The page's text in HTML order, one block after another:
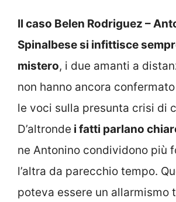
Il caso Belen Rodriguez –
Spinalbese si infittisce
mistero, i due amanti a
non hanno ancora
le voci sulla presunta crisi di
D’altronde i fatti parlano
ne Antonino condividono più
l’altra da parecchio tempo.
poteva essere un allarmismo